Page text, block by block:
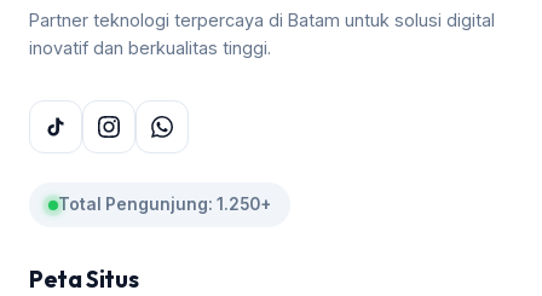
Partner teknologi terpercaya di Batam untuk solusi digital
inovatif dan berkualitas tinggi.
Total Pengunjung: 1.250+
Peta Situs